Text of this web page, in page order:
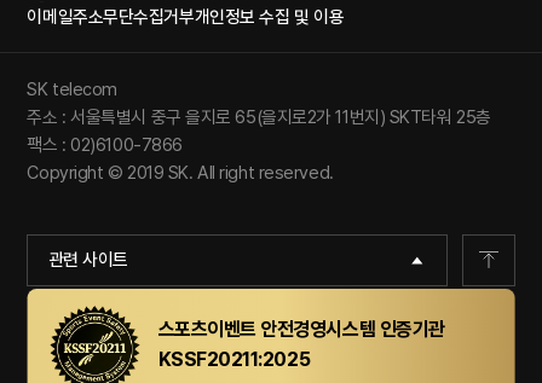
이메일주소무단수집거부개인정보 수집 및 이용
관련 사이트
SK telecom
주소 : 서울특별시 중구 을지로 65(을지로2가 11번지) SKT타워 25층
팩스 : 02)6100-7866
Copyright © 2019 SK. All right reserved.
스포츠이벤트 안전경영시스템 인증기관
KSSF20211:2025